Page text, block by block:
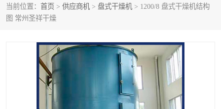
当前位置： 首页 > 供应商机 > 盘式干燥机 > 1200/8 盘式干燥机结构
图 常州圣祥干燥
桨叶干燥机 高速混合机
粗粉碎机 带式干燥机
单锥螺带真空干燥机 沸腾干燥机
方形圆形真空干燥机 真空耙式干燥机